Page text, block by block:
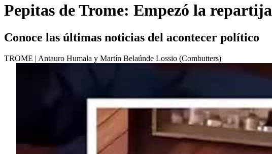
Pepitas de Trome: Empezó la repartija
Conoce las últimas noticias del acontecer político
TROME | Antauro Humala y Martín Belaúnde Lossio (Combutters)